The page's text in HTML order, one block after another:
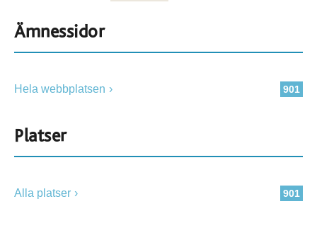
Ämnessidor
901
Hela webbplatsen
Platser
901
Alla platser